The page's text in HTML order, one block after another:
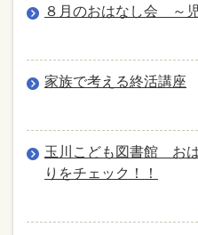
８月のおはなし会 ～
家族で考える終活講座
玉川こども図書館 お
りをチェック！！